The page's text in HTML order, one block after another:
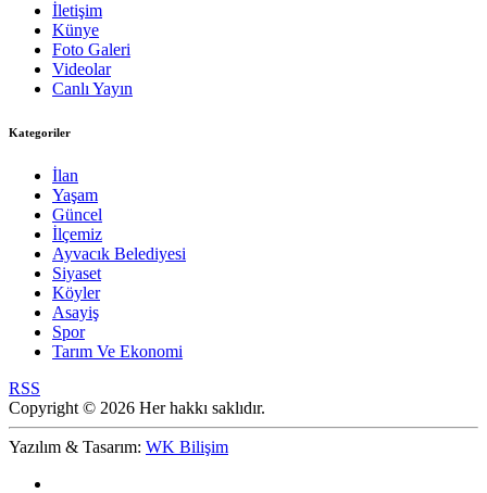
İletişim
Künye
Foto Galeri
Videolar
Canlı Yayın
Kategoriler
İlan
Yaşam
Güncel
İlçemiz
Ayvacık Belediyesi
Siyaset
Köyler
Asayiş
Spor
Tarım Ve Ekonomi
RSS
Copyright © 2026 Her hakkı saklıdır.
Yazılım & Tasarım: WK Bilişim